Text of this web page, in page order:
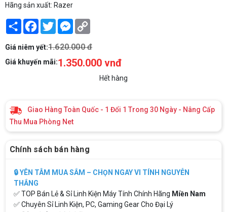
Hãng sản xuất: Razer
Share Facebook
TwitterMessenger
Giá niêm yết:1.620.000 đ
Giá khuyến mãi:1.350.000 vnđ
Hết hàng
Giao Hàng Toàn Quốc - 1 Đổi 1 Trong 30 Ngày - Nâng Cấp
Thu Mua Phòng Net
Chính sách bán hàng
🔒 YÊN TÂM MUA SẮM – CHỌN NGAY VI TÍNH NGUYỄN
THẮNG
✅ TOP Bán Lẻ & Sỉ Linh Kiện Máy Tính Chính Hãng Miền Nam
✅ Chuyên Sỉ Linh Kiện, PC, Gaming Gear Cho Đại Lý